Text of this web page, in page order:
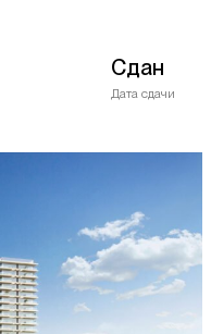
Сдан
Дата сдачи